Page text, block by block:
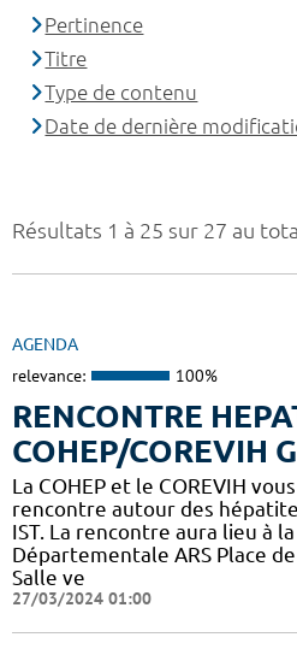
Résultats 1 à 25 sur 27 au
AGENDA
relevance: 100%
RENCONTRE
COHEP/COREVIH
La COHEP et le COREVIH
rencontre autour des
IST. La rencontre aura lieu à
Départementale ARS Place
Salle ve
27/03/2024 01:00
Pertinence
Titre
Type de contenu
Date de dernière